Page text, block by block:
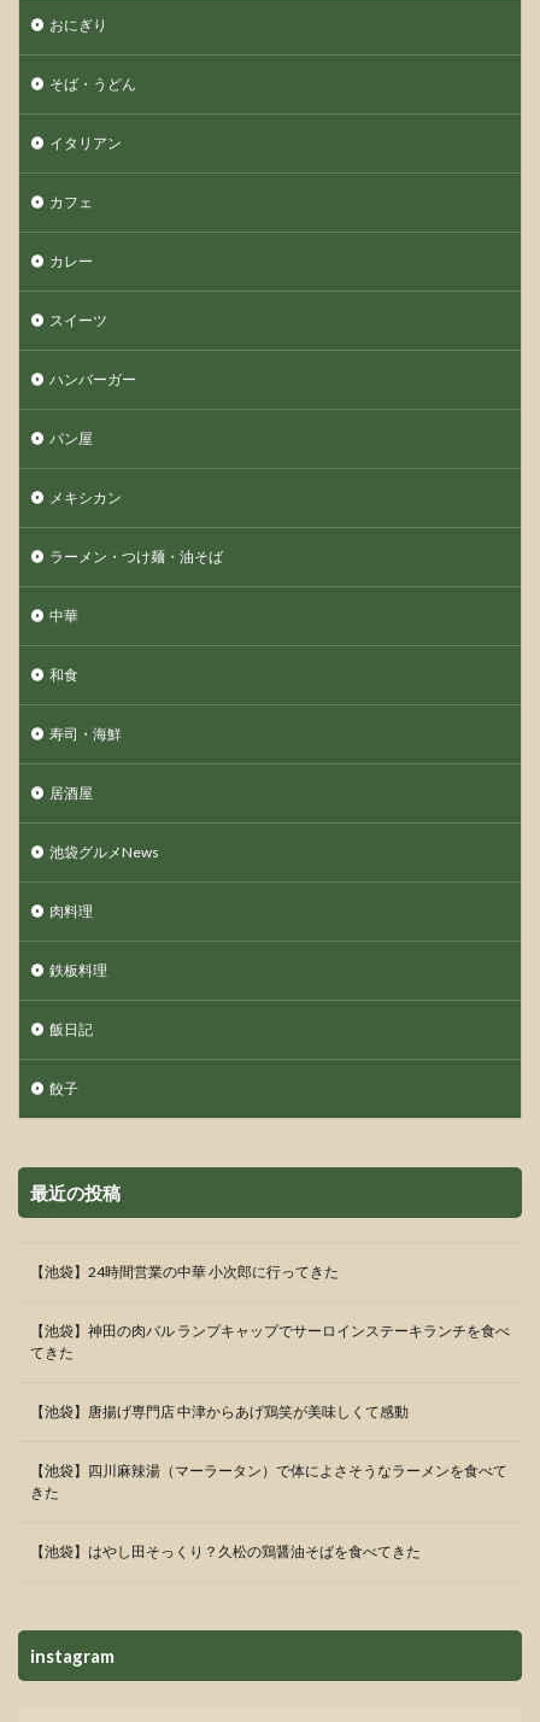
おにぎり
そば・うどん
イタリアン
カフェ
カレー
スイーツ
ハンバーガー
パン屋
メキシカン
ラーメン・つけ麺・油そば
中華
和食
寿司・海鮮
居酒屋
池袋グルメNews
肉料理
鉄板料理
飯日記
餃子
最近の投稿
【池袋】24時間営業の中華 小次郎に行ってきた
【池袋】神田の肉バル ランプキャップでサーロインステーキランチを食べ
てきた
【池袋】唐揚げ専門店 中津からあげ鶏笑が美味しくて感動
【池袋】四川麻辣湯（マーラータン）で体によさそうなラーメンを食べて
きた
【池袋】はやし田そっくり？久松の鶏醤油そばを食べてきた
instagram